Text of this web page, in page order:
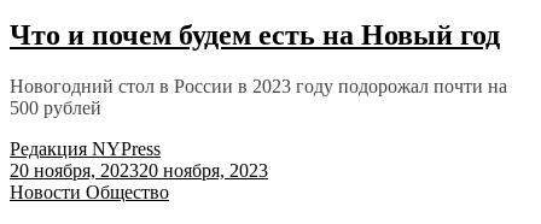
Что и почем будем есть на Новый год
Новогодний стол в России в 2023 году подорожал почти на
500 рублей
Редакция NYPress
20 ноября, 202320 ноября, 2023
Новости Общество